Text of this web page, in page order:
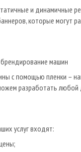
и динамичные
которые могут
машин
с помощью пленки –
разработать любой
услуг входят: